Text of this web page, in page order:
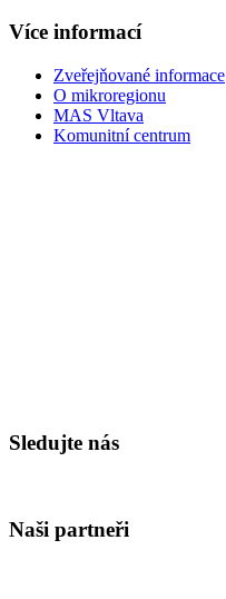
Více informací
Zveřejňované informace
O mikroregionu
MAS Vltava
Komunitní centrum
Sledujte nás
Naši partneři